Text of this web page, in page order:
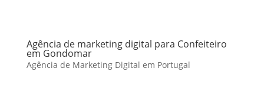
Agência de marketing digital para Confeiteiro
em Gondomar
Agência de Marketing Digital em Portugal